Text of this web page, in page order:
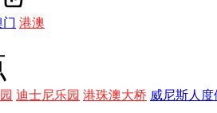
门 港澳
迪士尼乐园 港珠澳大桥 威尼斯人度